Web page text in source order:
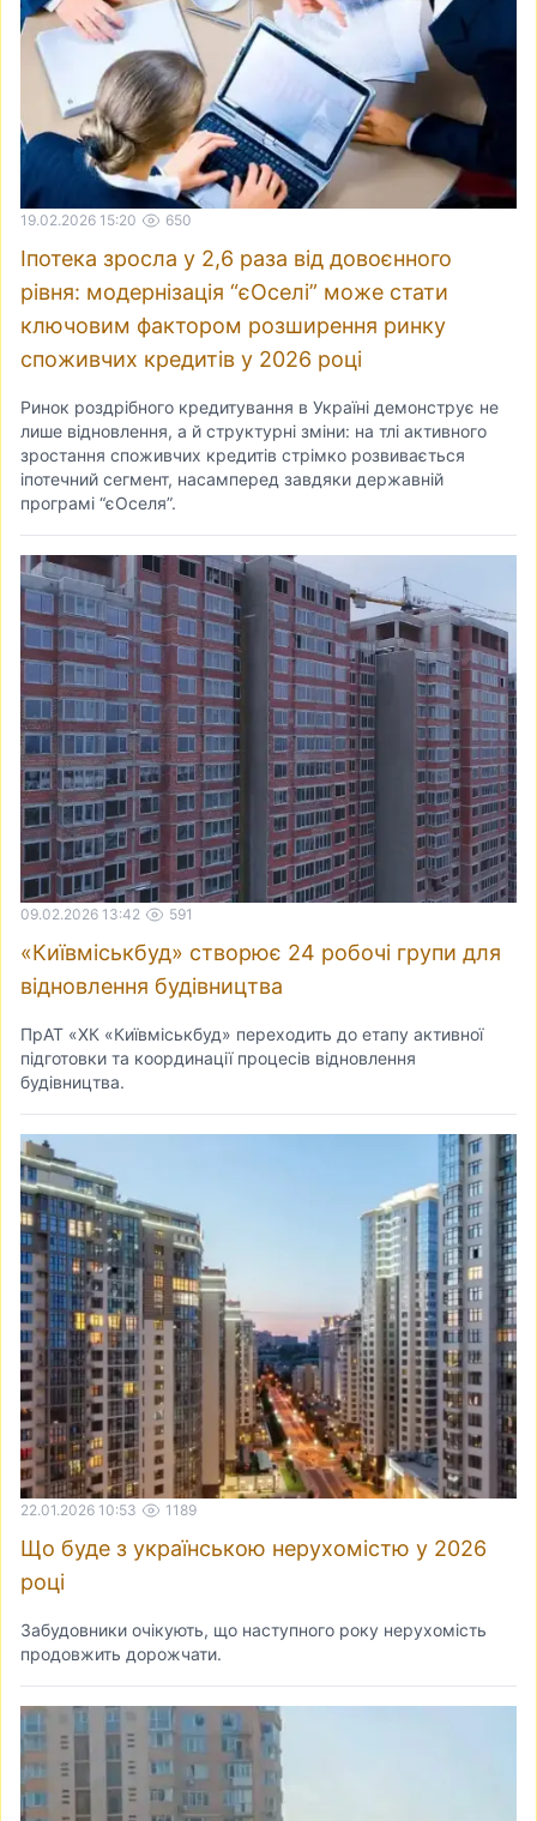
19.02.2026 15:20 650
Іпотека зросла у 2,6 раза від довоєнного
рівня: модернізація “єОселі” може стати
ключовим фактором розширення ринку
споживчих кредитів у 2026 році
Ринок роздрібного кредитування в Україні демонструє не
лише відновлення, а й структурні зміни: на тлі активного
зростання споживчих кредитів стрімко розвивається
іпотечний сегмент, насамперед завдяки державній
програмі “єОселя”.
09.02.2026 13:42 591
«Київміськбуд» створює 24 робочі групи для
відновлення будівництва
ПрАТ «ХК «Київміськбуд» переходить до етапу активної
підготовки та координації процесів відновлення
будівництва.
22.01.2026 10:53 1189
Що буде з українською нерухомістю у 2026
році
Забудовники очікують, що наступного року нерухомість
продовжить дорожчати.